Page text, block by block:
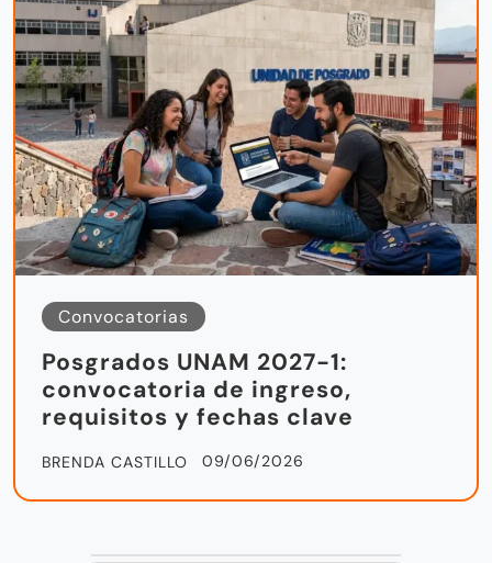
Convocatorias
Posgrados UNAM 2027-1:
convocatoria de ingreso,
requisitos y fechas clave
BRENDA CASTILLO 09/06/2026